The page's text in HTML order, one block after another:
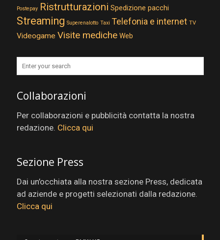
Postepay Ristrutturazioni Spedizione pacchi
Streaming Superenalotto Taxi Telefonia e internet TV
Videogame Visite mediche Web
Collaborazioni
Per collaborazioni e pubblicità contatta la nostra
redazione. Clicca qui
Sezione Press
Dai un’occhiata alla nostra sezione Press, dedicata
ad aziende e progetti selezionati dalla redazione.
Clicca qui